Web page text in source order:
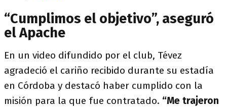
“Cumplimos el objetivo”, aseguró
el Apache
En un video difundido por el club, Tévez
agradeció el cariño recibido durante su estadía
en Córdoba y destacó haber cumplido con la
misión para la que fue contratado. “Me trajeron